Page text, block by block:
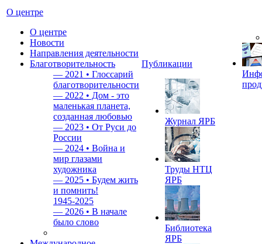
О центре
О центре
Новости
Направления деятельности
Благотворительность
— 2021 • Глоссарий
благотворительности
— 2022 • Дом - это
маленькая планета,
созданная любовью
— 2023 • От Руси до
России
— 2024 • Война и
мир глазами
художника
— 2025 • Будем жить
и помнить!
1945-2025
— 2026 • В начале
было слово
Публикации
Журнал ЯРБ
Труды НТЦ
ЯРБ
Библиотека
ЯРБ